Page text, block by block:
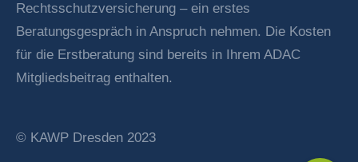
Rechtsschutzversicherung – ein erstes
Beratungsgespräch in Anspruch nehmen. Die Kosten
für die Erstberatung sind bereits in Ihrem ADAC
Mitgliedsbeitrag enthalten.
© KAWP Dresden 2023